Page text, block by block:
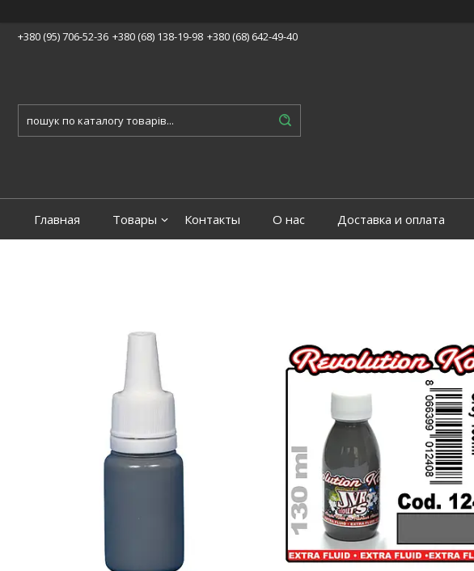
+380 (95) 706-52-36 +380 (68) 138-19-98 +380 (68) 642-49-40
Главная Товары Контакты О нас Доставка и оплата